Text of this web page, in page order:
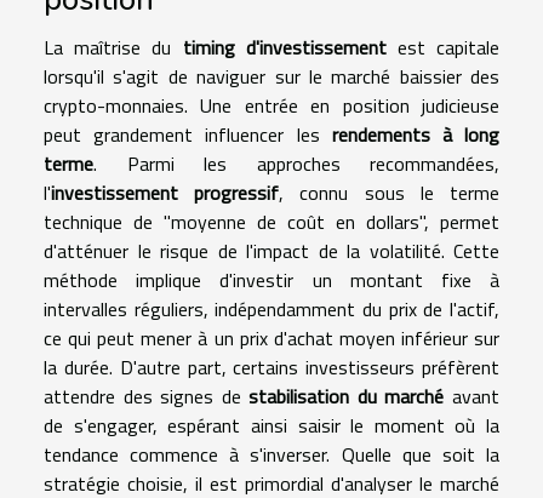
La maîtrise du timing d'investissementest capitale
lorsqu'il s'agit de naviguer sur le marché baissier des
crypto-monnaies. Une entrée en position judicieuse
peut grandement influencer les rendements à long
terme. Parmi les approches recommandées,
l'investissement progressif, connu sous le terme
technique de "moyenne de coût en dollars", permet
d'atténuer le risque de l'impact de la volatilité. Cette
méthode implique d'investir un montant fixe à
intervalles réguliers, indépendamment du prix de l'actif,
ce qui peut mener à un prix d'achat moyen inférieur sur
la durée. D'autre part, certains investisseurs préfèrent
attendre des signes destabilisation du marché avant
de s'engager, espérant ainsi saisir le moment où la
tendance commence à s'inverser. Quelle que soit la
stratégie choisie, il est primordial d'analyser le marché